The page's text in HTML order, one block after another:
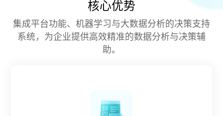
核心优势
集成平台功能、机器学习与大数据分析的决策支持
系统，为企业提供高效精准的数据分析与决策辅
助。